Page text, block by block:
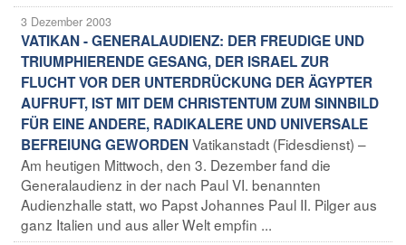
3 Dezember 2003
VATIKAN - GENERALAUDIENZ: DER FREUDIGE UND
TRIUMPHIERENDE GESANG, DER ISRAEL ZUR
FLUCHT VOR DER UNTERDRÜCKUNG DER ÄGYPTER
AUFRUFT, IST MIT DEM CHRISTENTUM ZUM SINNBILD
FÜR EINE ANDERE, RADIKALERE UND UNIVERSALE
BEFREIUNG GEWORDENVatikanstadt (Fidesdienst) –
Am heutigen Mittwoch, den 3. Dezember fand die
Generalaudienz in der nach Paul VI. benannten
Audienzhalle statt, wo Papst Johannes Paul II. Pilger aus
ganz Italien und aus aller Welt empfin ...